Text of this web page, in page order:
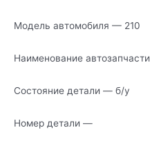
Модель автомобиля — 210
Наименование
Состояние детали — б/у
Номер детали —